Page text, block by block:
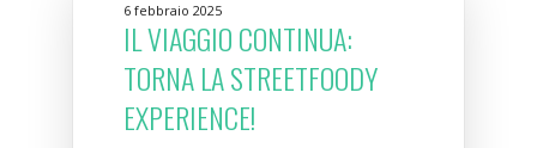
6 febbraio 2025
IL VIAGGIO CONTINUA:
TORNA LA STREETFOODY
EXPERIENCE!